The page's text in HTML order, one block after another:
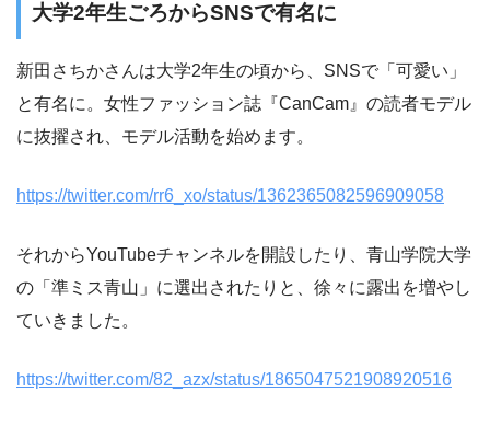
大学2年生ごろからSNSで有名に
新田さちかさんは大学2年生の頃から、SNSで「可愛い」
と有名に。女性ファッション誌『CanCam』の読者モデル
に抜擢され、モデル活動を始めます。
https://twitter.com/rr6_xo/status/1362365082596909058
それからYouTubeチャンネルを開設したり、青山学院大学
の「準ミス青山」に選出されたりと、徐々に露出を増やし
ていきました。
https://twitter.com/82_azx/status/1865047521908920516